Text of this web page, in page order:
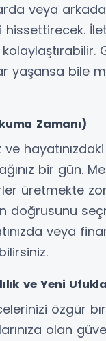
veya
yaşansa bile
Zamanı)
bir gün.
üretmekte
doğrusunu
veya
ve Yeni
özgür
olan